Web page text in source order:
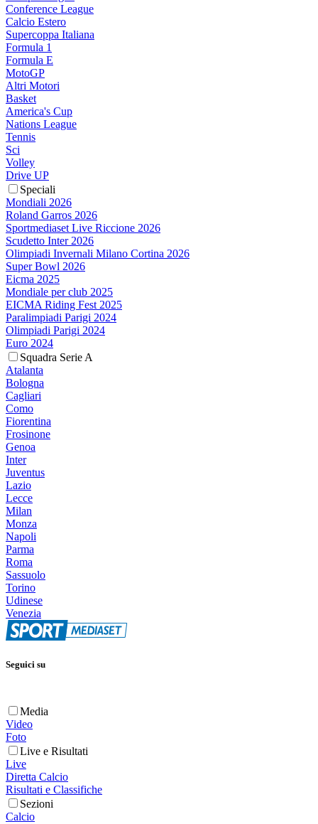
Conference League
Calcio Estero
Supercoppa Italiana
Formula 1
Formula E
MotoGP
Altri Motori
Basket
America's Cup
Nations League
Tennis
Sci
Volley
Drive UP
Speciali
Mondiali 2026
Roland Garros 2026
Sportmediaset Live Riccione 2026
Scudetto Inter 2026
Olimpiadi Invernali Milano Cortina 2026
Super Bowl 2026
Eicma 2025
Mondiale per club 2025
EICMA Riding Fest 2025
Paralimpiadi Parigi 2024
Olimpiadi Parigi 2024
Euro 2024
Squadra Serie A
Atalanta
Bologna
Cagliari
Como
Fiorentina
Frosinone
Genoa
Inter
Juventus
Lazio
Lecce
Milan
Monza
Napoli
Parma
Roma
Sassuolo
Torino
Udinese
Venezia
Seguici su
Media
Video
Foto
Live e Risultati
Live
Diretta Calcio
Risultati e Classifiche
Sezioni
Calcio